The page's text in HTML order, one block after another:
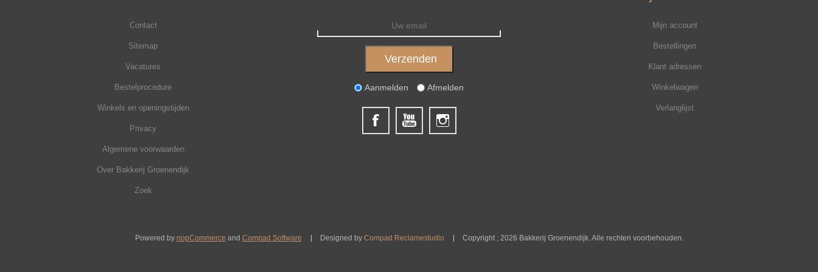
Contact
Sitemap
Vacatures
Bestelprocedure
Winkels en openingstijden
Privacy
Algemene voorwaarden
Over Bakkerij Groenendijk
Zoek
Aanmelden Afmelden
Mijn account
Bestellingen
Klant adressen
Winkelwagen
Verlanglijst
Powered by nopCommerce and Compad Software Designed by Compad Reclamestudio Copyright ; 2026 Bakkerij Groenendijk. Alle rechten voorbehouden.